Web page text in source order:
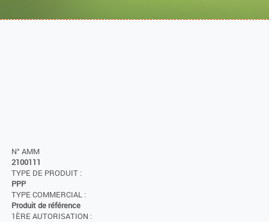
N° AMM
2100111
TYPE DE PRODUIT :
PPP
TYPE COMMERCIAL :
Produit de référence
1ÈRE AUTORISATION :